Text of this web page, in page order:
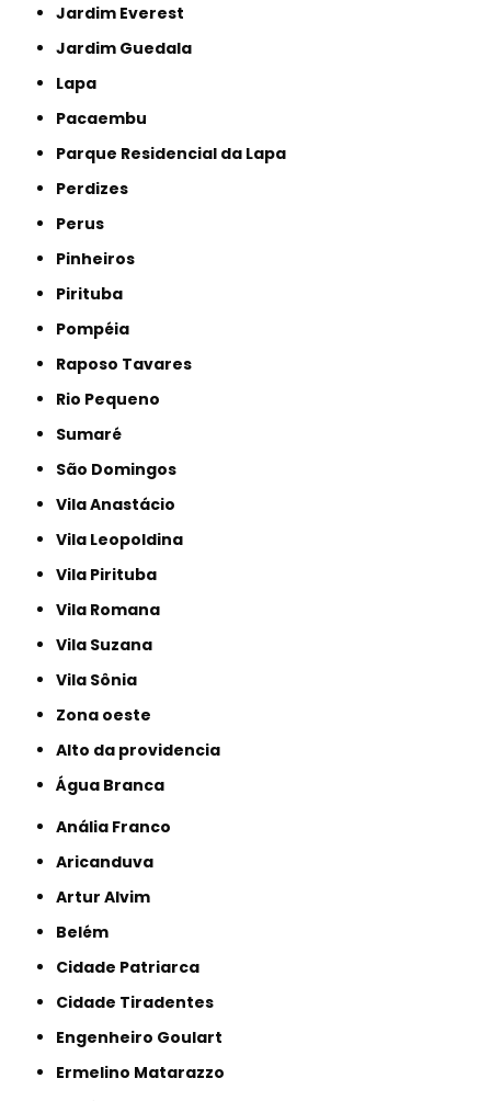
Jardim Everest
Jardim Guedala
Lapa
Pacaembu
Parque Residencial da Lapa
Perdizes
Perus
Pinheiros
Pirituba
Pompéia
Raposo Tavares
Rio Pequeno
Sumaré
São Domingos
Vila Anastácio
Vila Leopoldina
Vila Pirituba
Vila Romana
Vila Suzana
Vila Sônia
Zona oeste
alto da providencia
Água Branca
Anália Franco
Aricanduva
Artur Alvim
Belém
Cidade Patriarca
Cidade Tiradentes
Engenheiro Goulart
Ermelino Matarazzo